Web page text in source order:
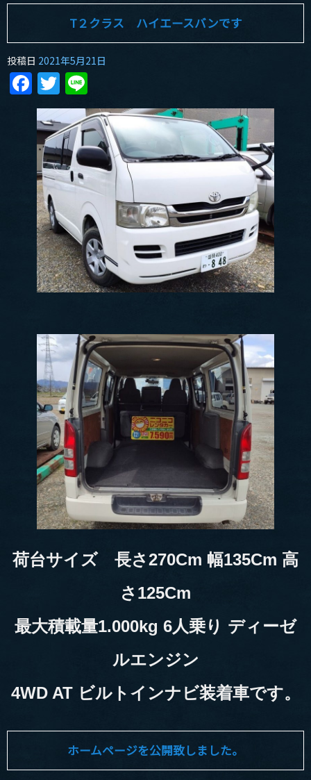
T２クラス ハイエースバンです
投稿日 2021年5月21日
Facebook
Twitter
荷台サイズ 長さ270Cm 幅135Cm 高
さ125Cm
最大積載量1.000kg 6人乗り ディーゼ
ルエンジン
4WD AT ビルトインナビ装着車です。
ホームページを公開致しました。